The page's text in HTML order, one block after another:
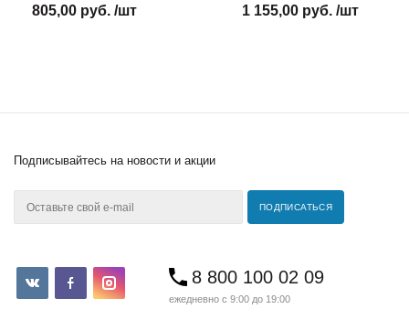
805,00 руб. /шт 1 155,00 руб. /шт
Подписывайтесь на новости и акции
8 800 100 02 09
ежедневно с 9:00 до 19:00